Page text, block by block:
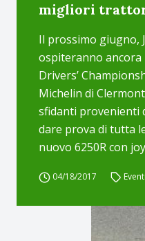
migliori
Il prossimo giugno,
ospiteranno ancora
Drivers’
Michelin di
sfidanti provenienti
dare prova di tutta
nuovo 6250R con
04/18/2017 Eventi